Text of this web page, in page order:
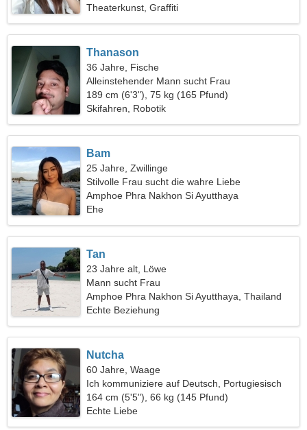
Theaterkunst, Graffiti
Thanason
36 Jahre, Fische
Alleinstehender Mann sucht Frau
189 cm (6'3"), 75 kg (165 Pfund)
Skifahren, Robotik
Bam
25 Jahre, Zwillinge
Stilvolle Frau sucht die wahre Liebe
Amphoe Phra Nakhon Si Ayutthaya
Ehe
Tan
23 Jahre alt, Löwe
Mann sucht Frau
Amphoe Phra Nakhon Si Ayutthaya, Thailand
Echte Beziehung
Nutcha
60 Jahre, Waage
Ich kommuniziere auf Deutsch, Portugiesisch
164 cm (5'5"), 66 kg (145 Pfund)
Echte Liebe